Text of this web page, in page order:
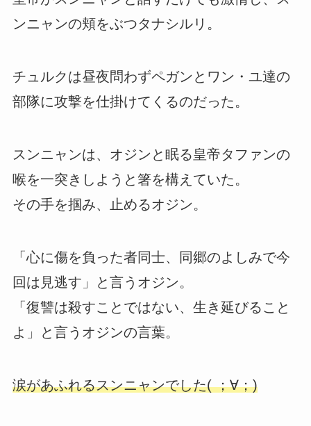
ンニャンの頬をぶつタナシルリ。
チュルクは昼夜問わずペガンとワン・ユ達の
部隊に攻撃を仕掛けてくるのだった。
スンニャンは、オジンと眠る皇帝タファンの
喉を一突きしようと箸を構えていた。
その手を掴み、止めるオジン。
「心に傷を負った者同士、同郷のよしみで今
回は見逃す」と言うオジン。
「復讐は殺すことではない、生き延びること
よ」と言うオジンの言葉。
涙があふれるスンニャンでした( ；∀；)